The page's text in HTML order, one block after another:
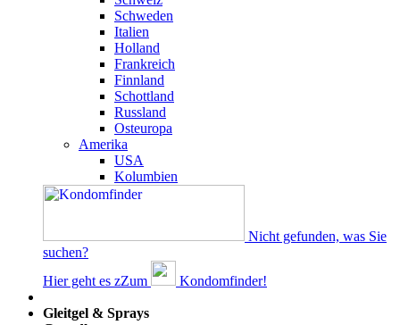
Schweden
Italien
Holland
Frankreich
Finnland
Schottland
Russland
Osteuropa
Amerika
USA
Kolumbien
Nicht gefunden, was Sie
suchen?
Hier geht es zZum
Kondomfinder!
Gleitgel & Sprays